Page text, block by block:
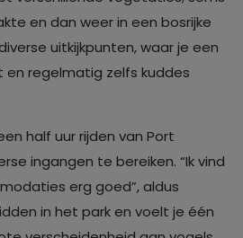
en dan weer in een bosrijke
uitkijkpunten, waar je een
regelmatig zelfs kuddes
half uur rijden van Port
ingangen te bereiken. “Ik vind
erg goed”, aldus
in het park en voelt je één